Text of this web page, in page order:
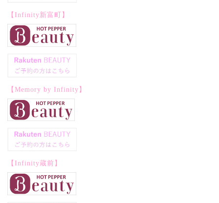
【Infinity新富町】
【Memory by Infinity】
【Infinity蔵前】